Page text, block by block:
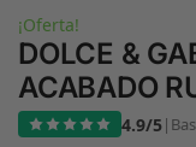
¡Oferta!
DOLCE &
ACABADO
4.9/5|